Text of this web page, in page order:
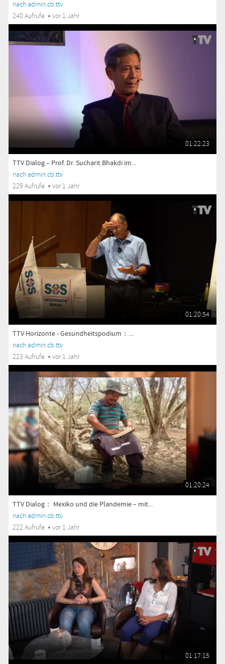
nach admin.cb.ttv
240 Aufrufe
vor 1 Jahr
01:22:23
TTV Dialog – Prof. Dr. Sucharit Bhakdi im...
nach admin.cb.ttv
229 Aufrufe
vor 1 Jahr
01:20:54
TTV Horizonte - Gesundheitspodium：...
nach admin.cb.ttv
223 Aufrufe
vor 1 Jahr
01:20:24
TTV Dialog： Mexiko und die Plandemie – mit...
nach admin.cb.ttv
222 Aufrufe
vor 1 Jahr
01:17:15